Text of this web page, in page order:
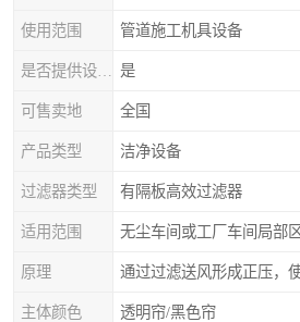
使用范围 管道施工机具设备
是
可售卖地 全国
产品类型 洁净设备
过滤器类型 有隔板高效过滤器
适用范围 无尘车间或工厂车间局部
原理
主体颜色 透明帘/黑色帘